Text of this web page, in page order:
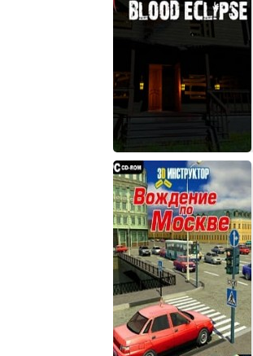
Evie
The Blood Eclipse